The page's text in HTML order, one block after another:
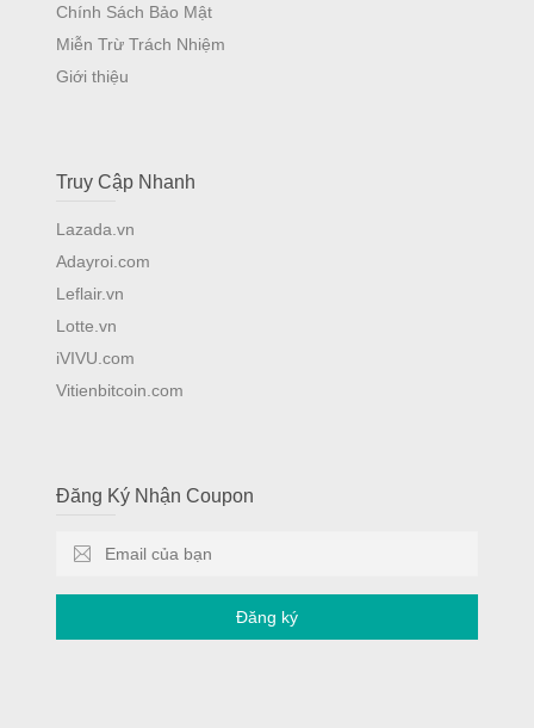
Chính Sách Bảo Mật
Miễn Trừ Trách Nhiệm
Giới thiệu
Truy Cập Nhanh
Lazada.vn
Adayroi.com
Leflair.vn
Lotte.vn
iVIVU.com
Vitienbitcoin.com
Đăng Ký Nhận Coupon
Đăng ký